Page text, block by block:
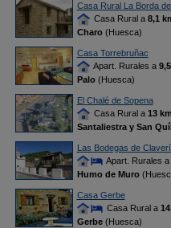
Casa Rural La Borda
Casa Rural a 8,1
Charo(Huesca)
Casa Torrebruñac
Apart. Rurales a
Palo(Huesca)
El Chalé de Sopena
Casa Rural a 13 km
Santaliestra y San
Las Bodegas de
Apart. Rurales a
Humo de Muro
Casa Gerbe
Casa Rural a
Gerbe(Huesca)